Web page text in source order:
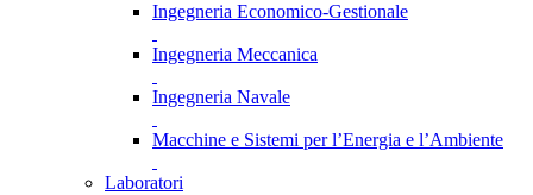
Ingegneria Economico-Gestionale
Ingegneria Meccanica
Ingegneria Navale
Macchine e Sistemi per l’Energia e l’Ambiente
Laboratori